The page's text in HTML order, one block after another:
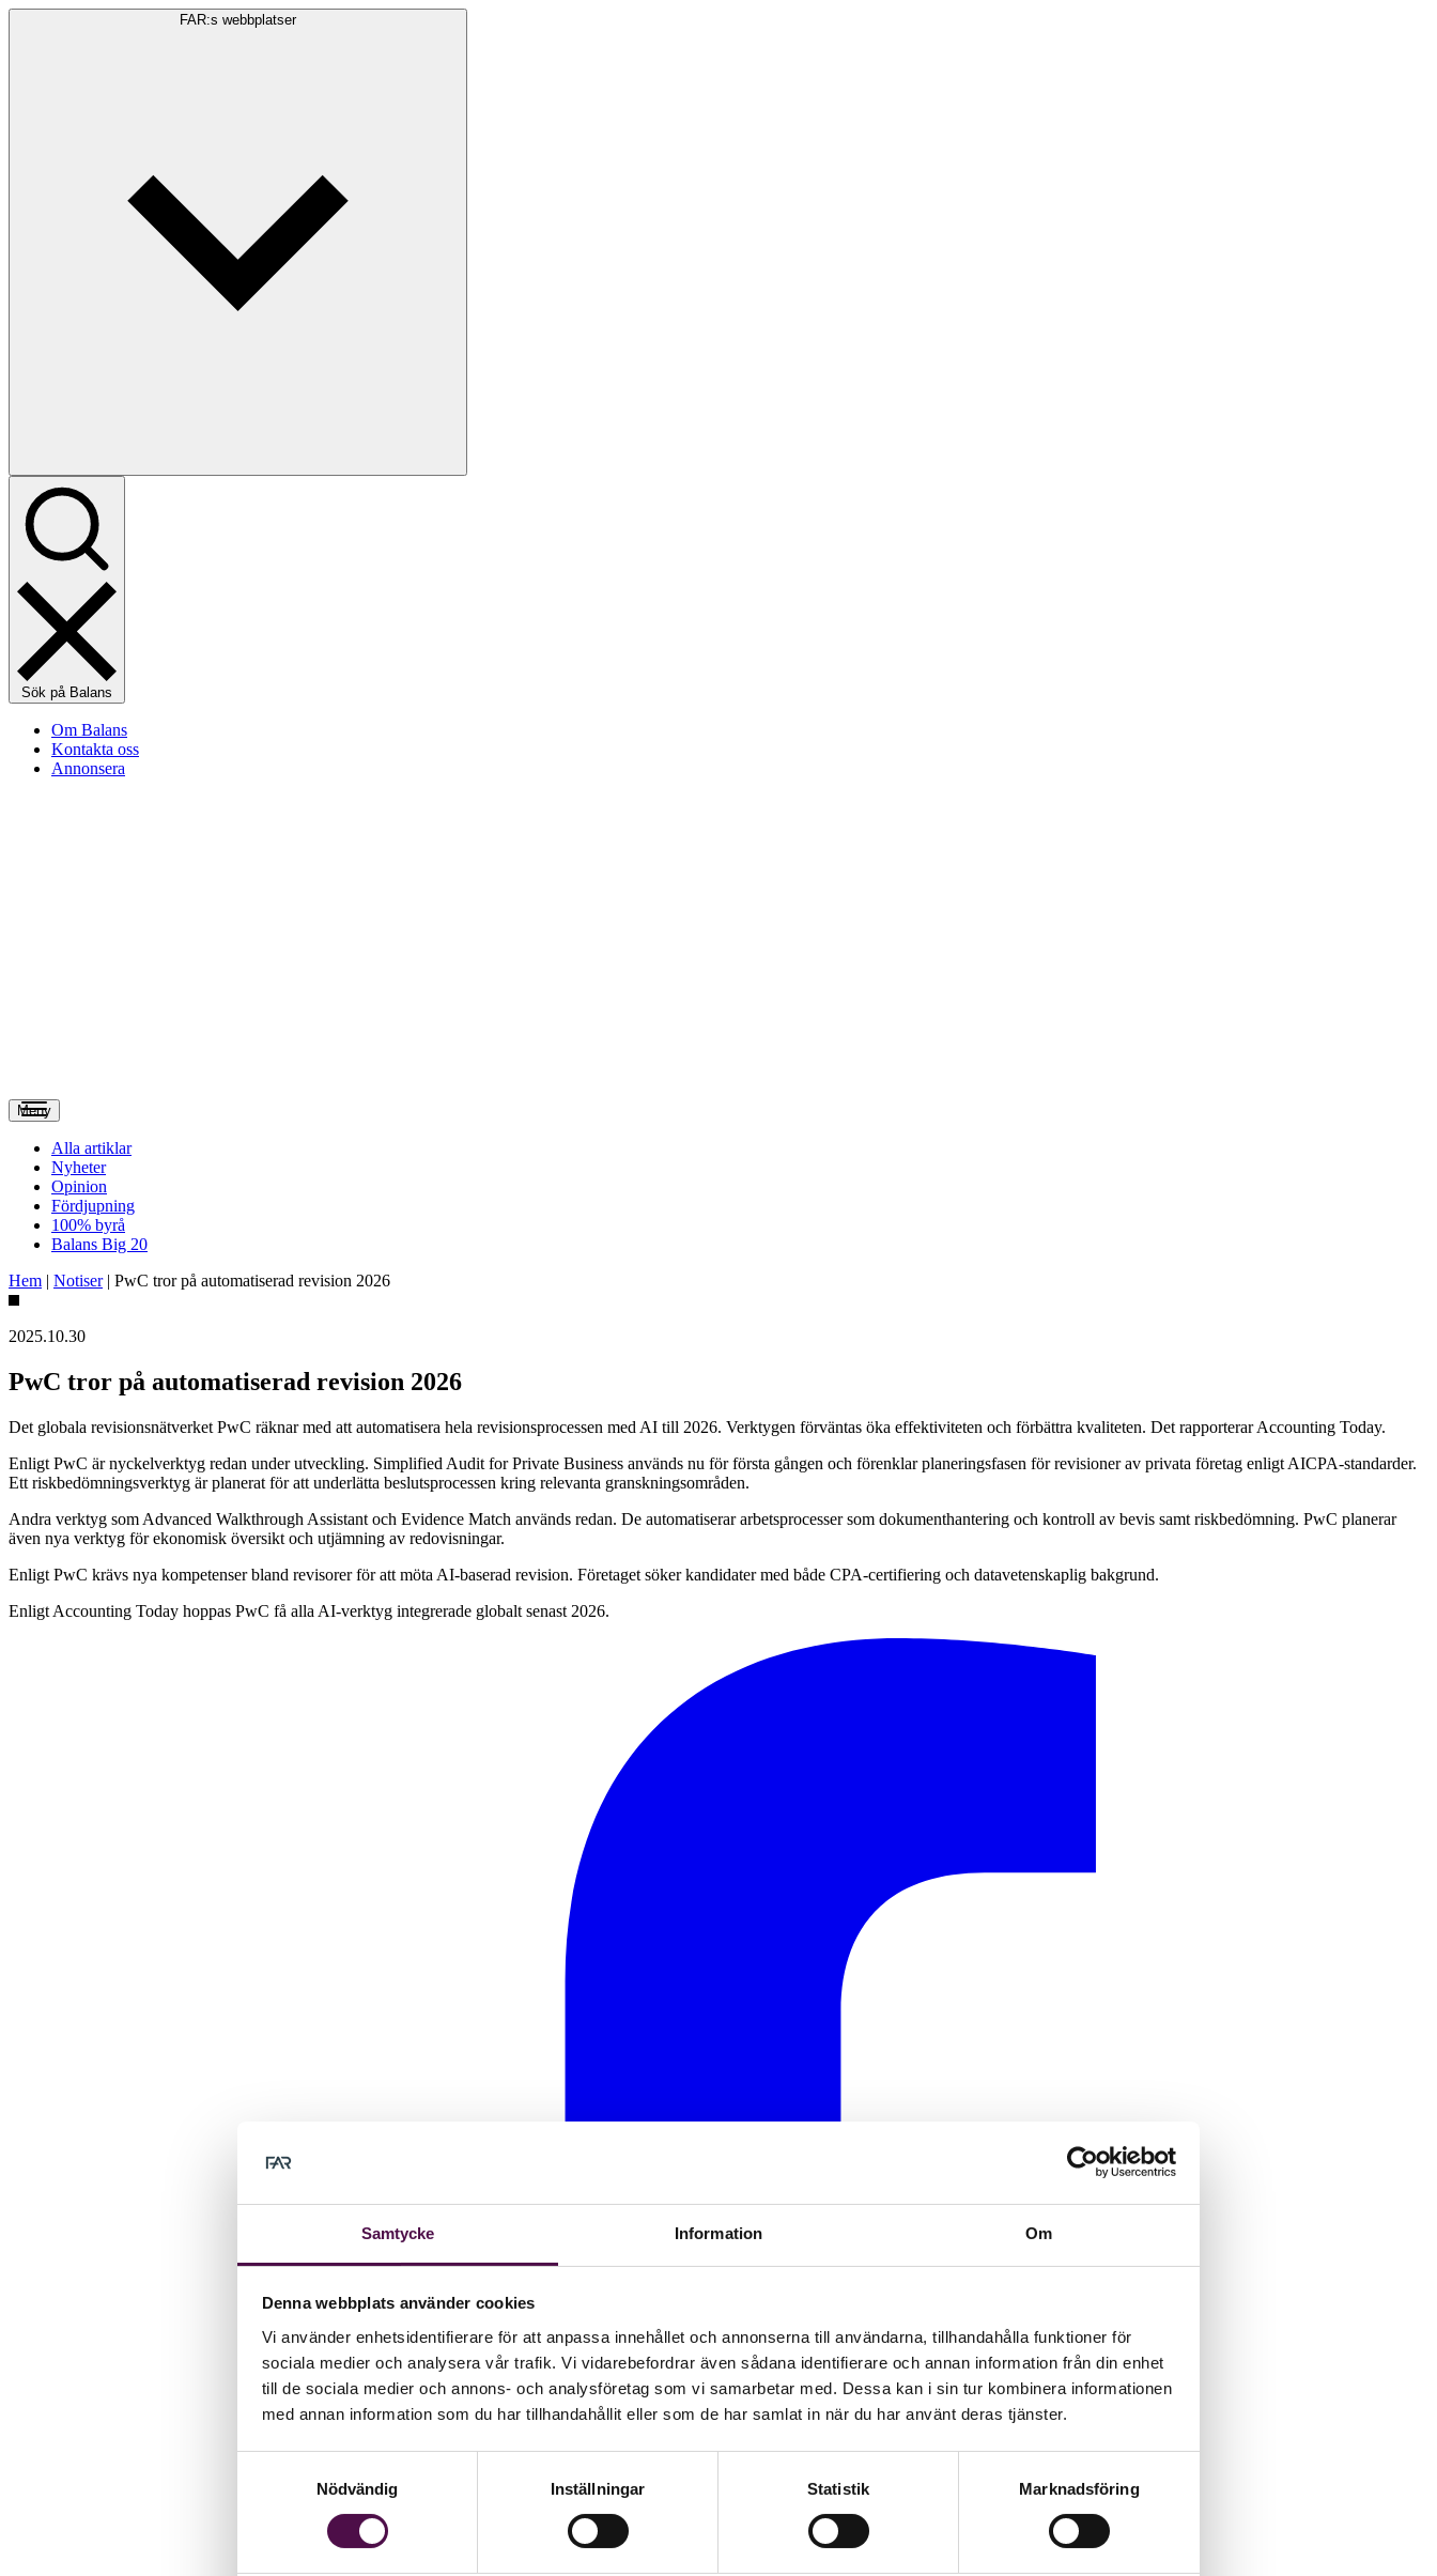
Samtycke Information Om
Denna webbplats använder cookies
Vi använder enhetsidentifierare för att anpassa innehållet och annonserna till användarna, tillhandahålla funktioner för
sociala medier och analysera vår trafik. Vi vidarebefordrar även sådana identifierare och annan information från din enhet
till de sociala medier och annons- och analysföretag som vi samarbetar med. Dessa kan i sin tur kombinera informationen
med annan information som du har tillhandahållit eller som de har samlat in när du har använt deras tjänster.
Nödvändig
Inställningar Statistik Marknadsföring
FAR:s webbplatser
Sök på Balans
Om Balans
Kontakta oss
Annonsera
Meny
Alla artiklar
Nyheter
Opinion
Fördjupning
100% byrå
Balans Big 20
Hem | Notiser| PwC tror på automatiserad revision 2026
2025.10.30
PwC tror på automatiserad revision 2026
Det globala revisionsnätverket PwC räknar med att automatisera hela revisionsprocessen med AI till 2026. Verktygen förväntas öka effektiviteten och förbättra kvaliteten. Det rapporterar Accounting Today.
Enligt PwC är nyckelverktyg redan under utveckling. Simplified Audit for Private Business används nu för första gången och förenklar planeringsfasen för revisioner av privata företag enligt AICPA-standarder.
Ett riskbedömningsverktyg är planerat för att underlätta beslutsprocessen kring relevanta granskningsområden.
Andra verktyg som Advanced Walkthrough Assistant och Evidence Match används redan. De automatiserar arbetsprocesser som dokumenthantering och kontroll av bevis samt riskbedömning. PwC planerar
även nya verktyg för ekonomisk översikt och utjämning av redovisningar.
Enligt PwC krävs nya kompetenser bland revisorer för att möta AI-baserad revision. Företaget söker kandidater med både CPA-certifiering och datavetenskaplig bakgrund.
Enligt Accounting Today hoppas PwC få alla AI-verktyg integrerade globalt senast 2026.